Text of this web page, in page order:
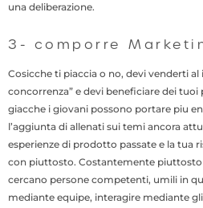
una deliberazione.
3- comporre
Cosicche ti piaccia o no, devi venderti al
concorrenza” e devi beneficiare dei tuoi
giacche i giovani possono portare piu
l’aggiunta di allenati sui temi ancora
esperienze di prodotto passate e la tua
con piuttosto. Costantemente piuttosto
cercano persone competenti, umili in
mediante equipe, interagire mediante